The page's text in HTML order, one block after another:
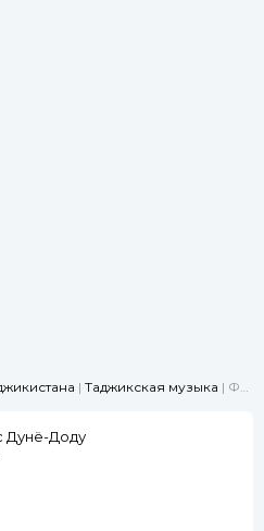
| Таджикская музыка | Фарангис Дунё-Доду фарёд 2024